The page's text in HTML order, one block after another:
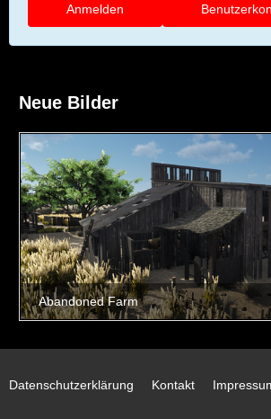
Anmelden
Neue Bilder
Datenschutzerklärung Kontakt